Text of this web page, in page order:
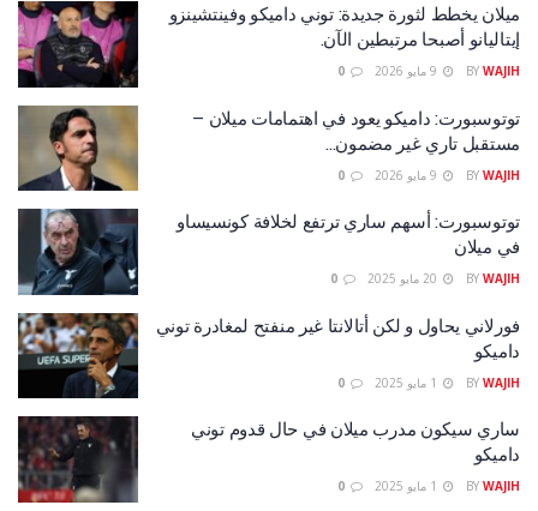
ميلان يخطط لثورة جديدة: توني داميكو وفينتشينزو
إيتاليانو أصبحا مرتبطين الآن.
BY WAJIH
توتوسبورت: داميكو يعود في اهتمامات ميلان –
مستقبل تاري غير مضمون…
BY WAJIH
توتوسبورت: أسهم ساري ترتفع لخلافة كونسيساو
في ميلان
BY WAJIH
فورلاني يحاول و لكن أتالانتا غير منفتح لمغادرة توني
داميكو
BY WAJIH
ساري سيكون مدرب ميلان في حال قدوم توني
داميكو
BY WAJIH